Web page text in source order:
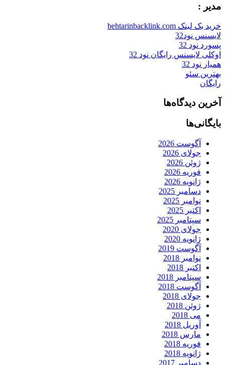
مدیر :
خرید بک لینک behtarinbacklink.com
لایسنس نود32
پسورد نود 32
اوکلی لایسنس رایگان نود 32
همیار نود 32
بهترین سئو
رایگان
آخرین دیدگاه‌ها
بایگانی‌ها
آگوست 2026
جولای 2026
ژوئن 2026
فوریه 2026
ژانویه 2026
دسامبر 2025
نوامبر 2025
اکتبر 2025
سپتامبر 2025
جولای 2020
ژانویه 2020
آگوست 2019
نوامبر 2018
اکتبر 2018
سپتامبر 2018
آگوست 2018
جولای 2018
ژوئن 2018
می 2018
آوریل 2018
مارس 2018
فوریه 2018
ژانویه 2018
دسامبر 2017